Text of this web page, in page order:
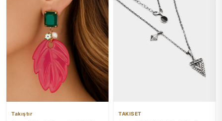
Takıştır TAKISET